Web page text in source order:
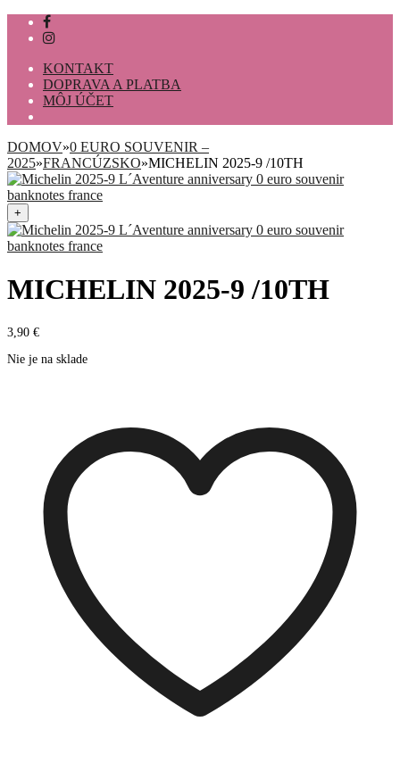
KONTAKT
DOPRAVA A PLATBA
MÔJ ÚČET
DOMOV»0 EURO SOUVENIR –
2025»FRANCÚZSKO»MICHELIN 2025-9 /10TH
+
MICHELIN 2025-9 /10TH
3,90 €
Nie je na sklade